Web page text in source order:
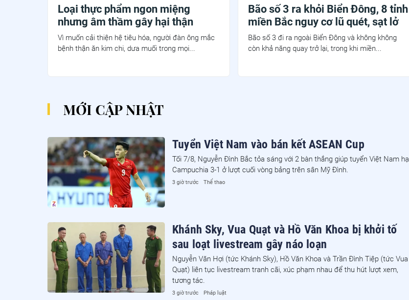
Loại thực phẩm ngon miệng
nhưng âm thầm gây hại thận
Vì muốn cải thiện hệ tiêu hóa, người đàn ông mắc
bệnh thận ăn kim chi, dưa muối trong mọi...
Bão số 3 ra khỏi Biển Đông, 8 tỉnh
miền Bắc nguy cơ lũ quét, sạt lở
Bão số 3 đi ra ngoài Biển Đông và không không
còn khả năng quay trở lại, trong khi miền...
MỚI CẬP NHẬT
Tuyển Việt Nam vào bán kết ASEAN Cup
Tối 7/8, Nguyễn Đình Bắc tỏa sáng với 2 bàn thắng giúp tuyển Việt Nam hạ
Campuchia 3-1 ở lượt cuối vòng bảng trên sân Mỹ Đình.
3 giờ trước Thể thao
Khánh Sky, Vua Quạt và Hồ Văn Khoa bị khởi tố
sau loạt livestream gây náo loạn
Nguyễn Văn Hợi (tức Khánh Sky), Hồ Văn Khoa và Trần Đình Tiệp (tức Vua
Quạt) liên tục livestream tranh cãi, xúc phạm nhau để thu hút lượt xem,
tương tác.
3 giờ trước Pháp luật